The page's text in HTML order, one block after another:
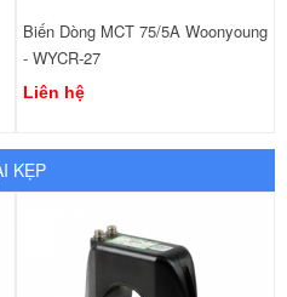
Biến Dòng MCT 75/5A Woonyoung
- WYCR-27
Liên hệ
KẸP